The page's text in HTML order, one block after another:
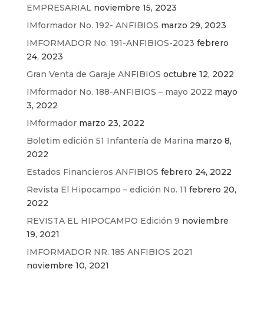
EMPRESARIAL noviembre 15, 2023
IMformador No. 192- ANFIBIOS marzo 29, 2023
IMFORMADOR No. 191-ANFIBIOS-2023 febrero
24, 2023
Gran Venta de Garaje ANFIBIOS octubre 12, 2022
IMformador No. 188-ANFIBIOS – mayo 2022 mayo
3, 2022
IMformador marzo 23, 2022
Boletim edición 51 Infantería de Marina marzo 8,
2022
Estados Financieros ANFIBIOS febrero 24, 2022
Revista El Hipocampo – edición No. 11 febrero 20,
2022
REVISTA EL HIPOCAMPO Edición 9 noviembre
19, 2021
IMFORMADOR NR. 185 ANFIBIOS 2021
noviembre 10, 2021